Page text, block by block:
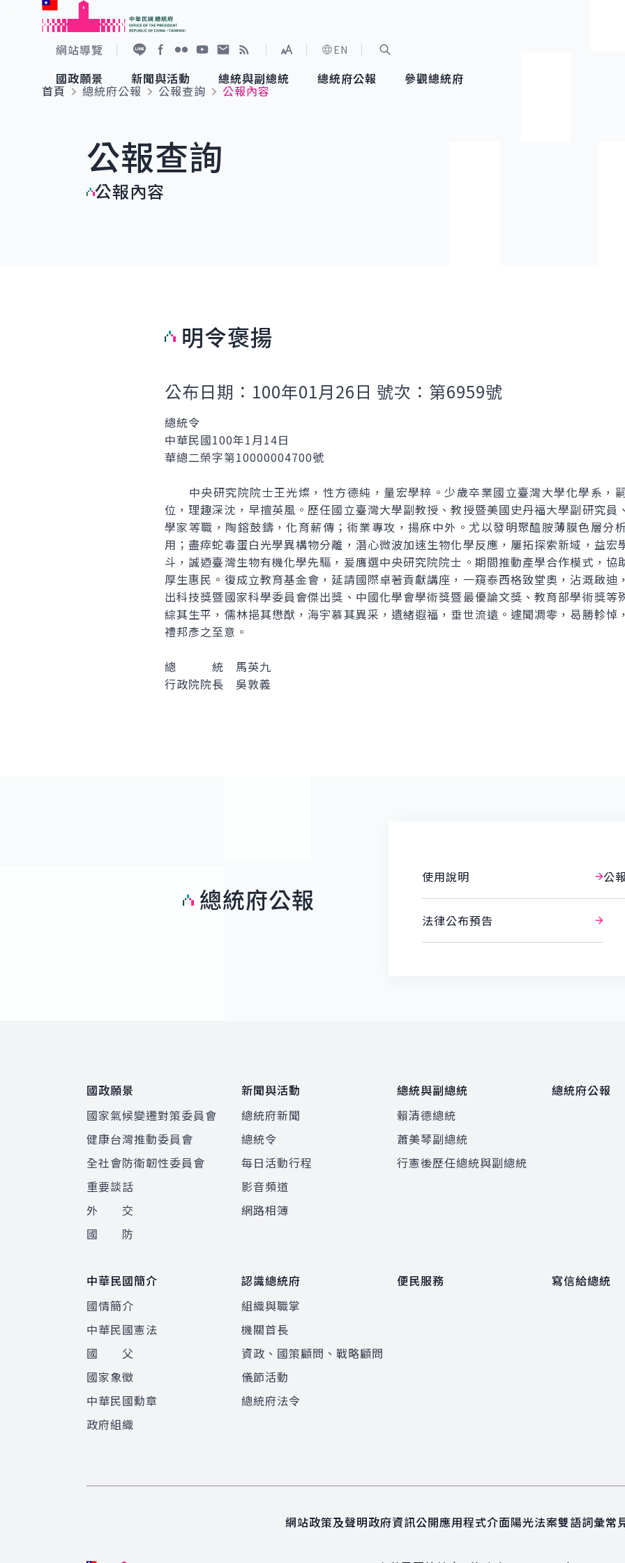
跳到主要內容
網站導覽
展開字級選單
EN
國政願景
國家氣候變遷對策委員會
重要談話
新聞與活動
總統府新聞
影音頻道
總統與副總統
賴清德總統
總統府公報 參觀總統府
首頁 總統府公報 公報查詢
公報內容
公報查詢
公報內容
明令褒揚
公布日期：100年01月26日 號次：第6959號
總統令
中華民國100年1月14日
華總二榮字第10000004700號
中央研究院院士王光燦，性方德純，量宏學粹。少歲卒業國立臺灣大學化學系，
位，理趣深沈，早擅英風。歷任國立臺灣大學副教授、教授暨美國史丹福大學副研究員
學家等職，陶鎔鼓鑄，化育薪傳；術業專攻，揚庥中外。尤以發明聚醯胺薄膜色層分
用；盡瘁蛇毒蛋白光學異構物分離，潛心微波加速生物化學反應，屢拓探索新域，益宏
斗，誠迺臺灣生物有機化學先驅，爰膺選中央研究院院士。期間推動產學合作模式，協
厚生惠民。復成立教育基金會，延請國際卓著貢獻講座，一窺泰西格致堂奧，沾溉啟迪
出科技獎暨國家科學委員會傑出獎、中國化學會學術獎暨最優論文獎、教育部學術獎等
綜其生平，儒林挹其懋猷，海宇慕其異采，遺緒遐福，垂世流遠。遽聞凋零，曷勝軫悼
禮邦彥之至意。
總 統 馬英九
行政院院長 吳敦義
總統府公報
使用說明 公
法律公布預告
國政願景
國家氣候變遷對策委員會
健康台灣推動委員會
全社會防衛韌性委員會
重要談話
外 交
國 防
新聞與活動
總統府新聞
總統令
每日活動行程
影音頻道
網路相簿
總統與副總統
賴清德總統
蕭美琴副總統
行憲後歷任總統與副總統
總統府公報
中華民國簡介
國情簡介
中華民國憲法
國 父
國家象徵
中華民國勳章
政府組織
認識總統府
組織與職掌
機關首長
資政、國策顧問、戰略顧問
儀節活動
總統府法令
便民服務 寫信給總統
網站政策及聲明政府資訊公開應用程式介面陽光法案雙語詞彙常